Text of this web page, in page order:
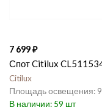
7 699
Спот Citilux
Citilux
9
59